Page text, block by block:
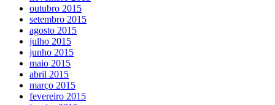
outubro 2015
setembro 2015
agosto 2015
julho 2015
junho 2015
maio 2015
abril 2015
março 2015
fevereiro 2015